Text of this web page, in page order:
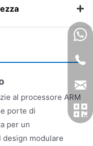
al processore ARM
porte di
per un
design modulare